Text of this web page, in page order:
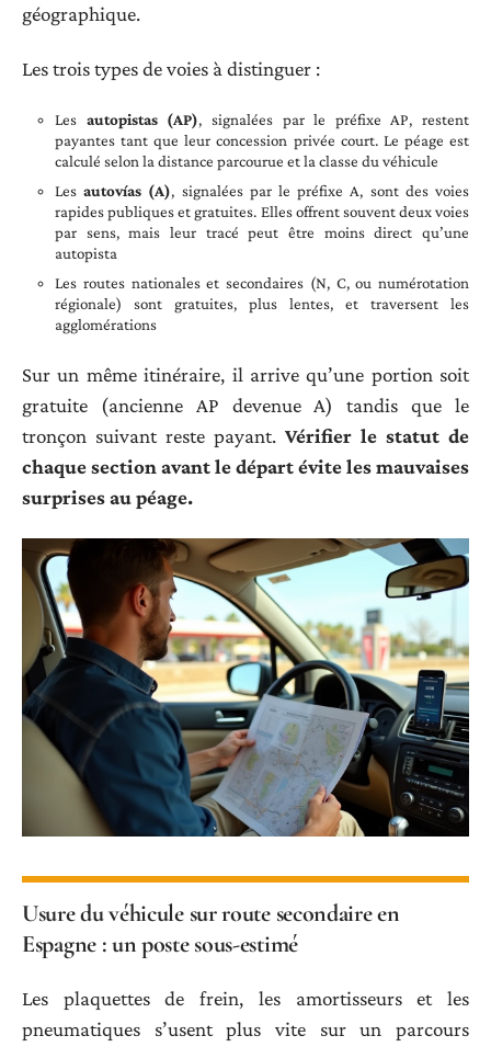
géographique.
Les trois types de voies à distinguer :
Les autopistas (AP), signalées par le préfixe AP, restent
payantes tant que leur concession privée court. Le péage est
calculé selon la distance parcourue et la classe du véhicule
Lesautovías (A), signalées par le préfixe A, sont des voies
rapides publiques et gratuites. Elles offrent souvent deux voies
par sens, mais leur tracé peut être moins direct qu’une
autopista
Les routes nationales et secondaires (N, C, ou numérotation
régionale) sont gratuites, plus lentes, et traversent les
agglomérations
Sur un même itinéraire, il arrive qu’une portion soit
gratuite (ancienne AP devenue A) tandis que le
tronçon suivant reste payant. Vérifier le statut de
chaque section avant le départ évite les mauvaises
surprises au péage.
Usure du véhicule sur route secondaire en
Espagne : un poste sous-estimé
Les plaquettes de frein, les amortisseurs et les
pneumatiques s’usent plus vite sur un parcours